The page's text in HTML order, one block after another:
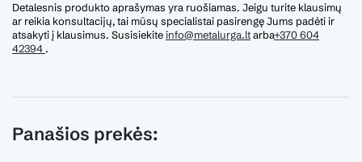
Detalesnis produkto aprašymas yra ruošiamas. Jeigu turite klausimų
ar reikia konsultacijų, tai mūsų specialistai pasirengę Jums padėti ir
atsakyti į klausimus. Susisiekiteinfo@metalurga.ltarba+370 604
42394 .
Panašios prekės: